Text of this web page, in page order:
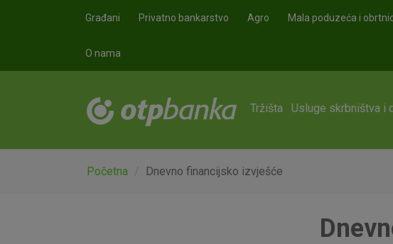
Građani Privatno bankarstvo Agro Mala poduzeća i
O nama
Tržišta Usluge skrbništva i
Početna Dnevno financijsko izvješće